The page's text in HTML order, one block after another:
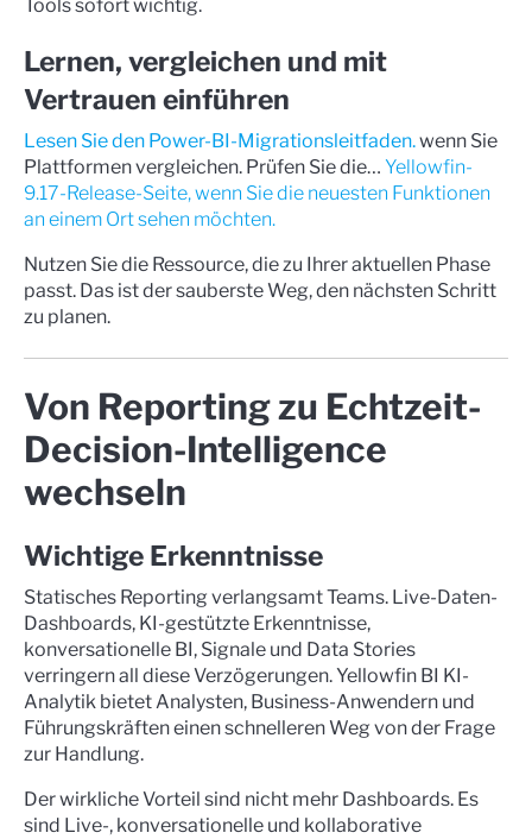
Tools sofort wichtig.
Lernen, vergleichen und mit
Vertrauen einführen
Lesen Sie den Power-BI-Migrationsleitfaden.wenn Sie
Plattformen vergleichen. Prüfen Sie die… Yellowfin-
9.17-Release-Seite, wenn Sie die neuesten Funktionen
an einem Ort sehen möchten.
Nutzen Sie die Ressource, die zu Ihrer aktuellen Phase
passt. Das ist der sauberste Weg, den nächsten Schritt
zu planen.
Von Reporting zu Echtzeit-
Decision-Intelligence
wechseln
Wichtige Erkenntnisse
Statisches Reporting verlangsamt Teams. Live-Daten-
Dashboards, KI-gestützte Erkenntnisse,
konversationelle BI, Signale und Data Stories
verringern all diese Verzögerungen. Yellowfin BI KI-
Analytik bietet Analysten, Business-Anwendern und
Führungskräften einen schnelleren Weg von der Frage
zur Handlung.
Der wirkliche Vorteil sind nicht mehr Dashboards. Es
sind Live-, konversationelle und kollaborative